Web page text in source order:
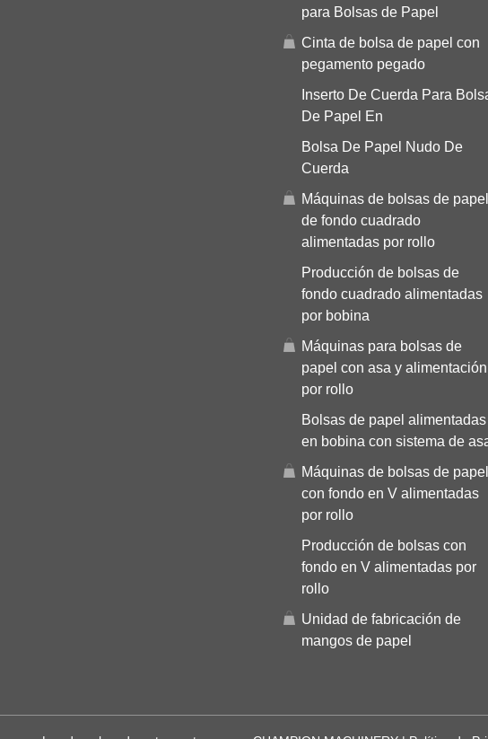
para Bolsas de Papel
Cinta de bolsa de papel con
pegamento pegado
Inserto De Cuerda Para
De Papel En
Bolsa De Papel Nudo De
Cuerda
Máquinas de bolsas de papel
de fondo cuadrado
alimentadas por rollo
Producción de bolsas de
fondo cuadrado alimentadas
por bobina
Máquinas para bolsas de
papel con asa y alimentación
por rollo
Bolsas de papel alimentadas
en bobina con sistema de
Máquinas de bolsas de papel
con fondo en V alimentadas
por rollo
Producción de bolsas con
fondo en V alimentadas por
rollo
Unidad de fabricación de
mangos de papel